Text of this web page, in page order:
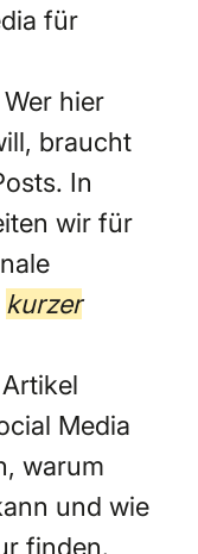
für
hier
braucht
In
wir für
kurzer
Media
warum
und wie
finden.